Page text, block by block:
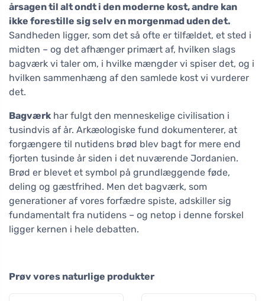
årsagen til alt ondt i den moderne kost, andre kan
ikke forestille sig selv en morgenmad uden det.
Sandheden ligger, som det så ofte er tilfældet, et sted i
midten – og det afhænger primært af, hvilken slags
bagværk vi taler om, i hvilke mængder vi spiser det, og i
hvilken sammenhæng af den samlede kost vi vurderer
det.
Bagværk har fulgt den menneskelige civilisation i
tusindvis af år. Arkæologiske fund dokumenterer, at
forgængere til nutidens brød blev bagt for mere end
fjorten tusinde år siden i det nuværende Jordanien.
Brød er blevet et symbol på grundlæggende føde,
deling og gæstfrihed. Men det bagværk, som
generationer af vores forfædre spiste, adskiller sig
fundamentalt fra nutidens – og netop i denne forskel
ligger kernen i hele debatten.
Prøv vores naturlige produkter